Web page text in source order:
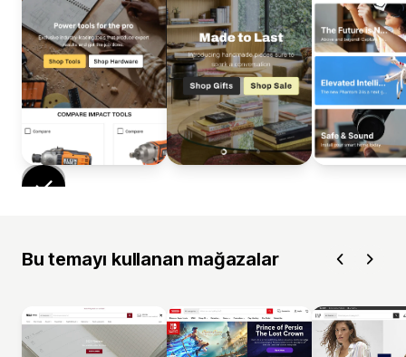
Bu temayı kullanan mağazalar